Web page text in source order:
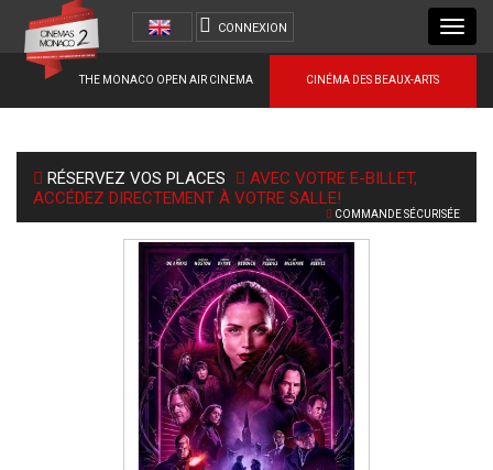
CINÉMA DES BEAUX-ARTS
THE MONACO OPEN AIR CINEMA
CONNEXION
RÉSERVEZ VOS PLACES
AVEC VOTRE E-BILLET,
ACCÉDEZ DIRECTEMENT À VOTRE SALLE!
COMMANDE SÉCURISÉE